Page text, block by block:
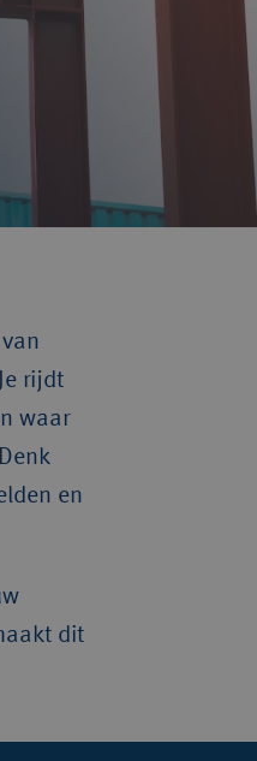
rijdt
waar
en
dit